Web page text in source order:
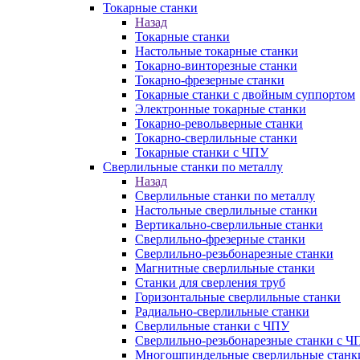
Токарные станки
Назад
Токарные станки
Настольные токарные станки
Токарно-винторезные станки
Токарно-фрезерные станки
Токарные станки с двойным суппортом
Электронные токарные станки
Токарно-револьверные станки
Токарно-сверлильные станки
Токарные станки с ЧПУ
Сверлильные станки по металлу
Назад
Сверлильные станки по металлу
Настольные сверлильные станки
Вертикально-сверлильные станки
Сверлильно-фрезерные станки
Сверлильно-резьбонарезные станки
Магнитные сверлильные станки
Станки для сверления труб
Горизонтальные сверлильные станки
Радиально-сверлильные станки
Сверлильные станки с ЧПУ
Сверлильно-резьбонарезные станки с
Многошпиндельные сверлильные